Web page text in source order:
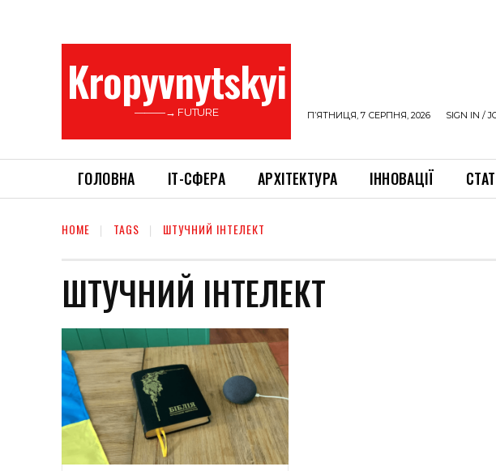
Kropyvnytskyi
———→ FUTURE П’ЯТНИЦЯ, 7 СЕРПНЯ, 2026 SIGN IN /
ГОЛОВНА ІТ-СФЕРА АРХІТЕКТУРА ІННОВАЦІЇ
HOME TAGS ШТУЧНИЙ ІНТЕЛЕКТ
ШТУЧНИЙ ІНТЕЛЕКТ